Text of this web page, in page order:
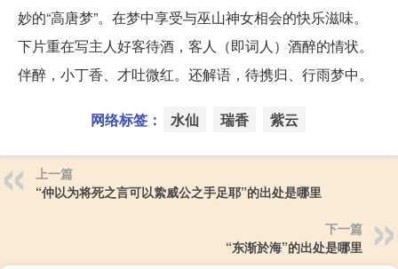
妙的“高唐梦”。在梦中享受与巫山神女相会的快乐滋味。
下片重在写主人好客待酒，客人（即词人）酒醉的情状。
伴醉，小丁香、才吐微红。还解语，待携归、行雨梦中。
网络标签： 水仙 瑞香 紫云
上一篇
“仲以为将死之言可以絷威公之手足耶”的出处是哪里
下一篇
“东渐於海”的出处是哪里